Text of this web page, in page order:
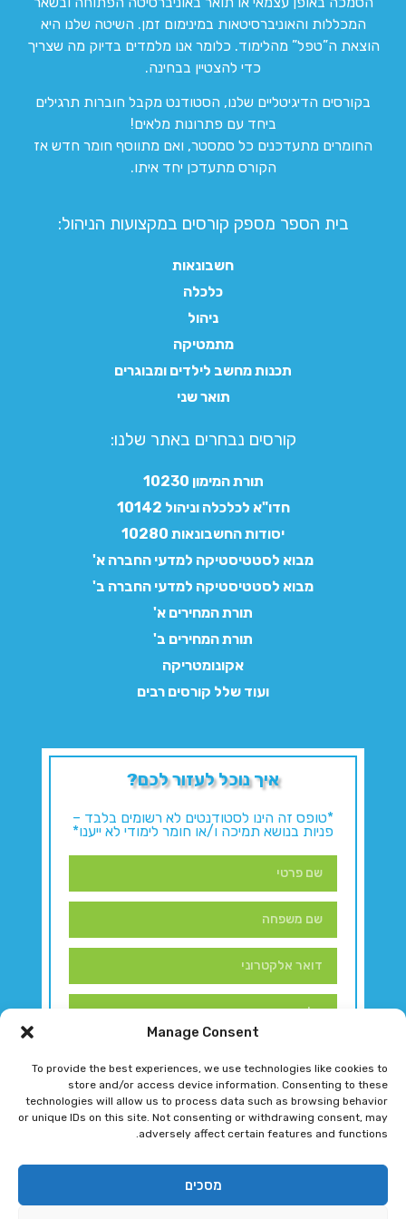
Manage Consent
To provide the best experiences, we use technologies like cookies to
store and/or access device information. Consenting to these
technologies will allow us to process data such as browsing behavior
or unique IDs on this site. Not consenting or withdrawing consent, may
adversely affect certain features and functions.
מסכים
המכללות והאוניברסיטאות במינימום זמן. השיטה שלנו היא
הוצאת ה”טפל” מהלימוד. כלומר אנו מלמדים בדיוק מה שצריך
כדי להצטיין בבחינה.
בקורסים הדיגיטליים שלנו, הסטודנט מקבל חוברות תרגילים
ביחד עם פתרונות מלאים!
החומרים מתעדכנים כל סמסטר, ואם מתווסף חומר חדש אז
הקורס מתעדכן יחד איתו.
בית הספר מספק קורסים במקצועות הניהול:
חשבונאות
כלכלה
ניהול
מתמטיקה
תכנות מחשב לילדים ומבוגרים
תואר שני
קורסים נבחרים באתר שלנו:​
תורת המימון 10230
חדו"א לכלכלה וניהול 10142
יסודות החשבונאות 10280
מבוא לסטטיסטיקה למדעי החברה א'
מבוא לסטטיסטיקה למדעי החברה ב'
תורת המחירים א'
תורת המחירים ב'
אקונומטריקה
ועוד שלל קורסים רבים
איך נוכל לעזור לכם?
*טופס זה הינו לסטודנטים לא רשומים בלבד –
פניות בנושא תמיכה ו/או חומר לימודי לא ייענו*